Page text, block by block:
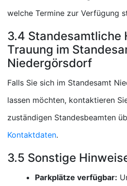
welche Termine zur Verfügung
3.4 Standesamtliche
Trauung im
Niedergörsdorf
Falls Sie sich im Standesamt
lassen möchten, kontaktieren
zuständigen Standesbeamten
Kontaktdaten.
3.5 Sonstige
Parkplätze verfügbar: